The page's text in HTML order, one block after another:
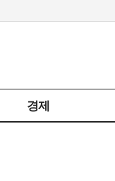
경제